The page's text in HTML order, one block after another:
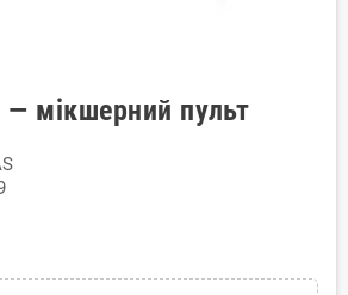
— мікшерний пульт